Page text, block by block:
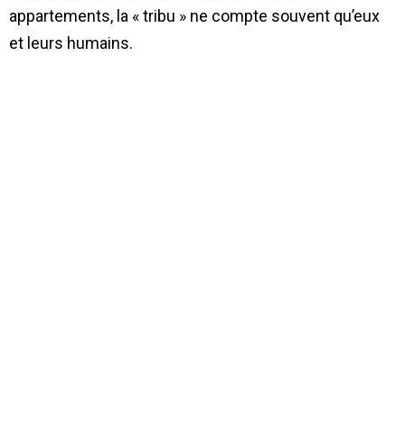
appartements, la « tribu » ne compte souvent qu’eux
et leurs humains.